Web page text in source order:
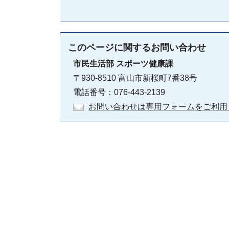
このページに関するお問い合わせ
市民生活部 スポーツ健康課
〒930-8510 富山市新桜町7番38号
電話番号：076-443-2139
お問い合わせは専用フォームをご利用